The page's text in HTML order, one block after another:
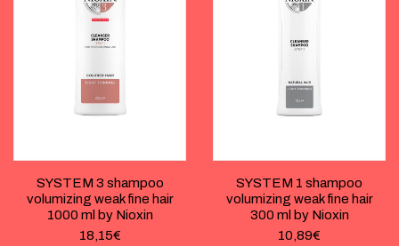
SYSTEM 3 shampoo
volumizing weak fine hair
1000 ml by Nioxin
18,15€
SYSTEM 1 shampoo
volumizing weak fine hair
300 ml by Nioxin
10,89€